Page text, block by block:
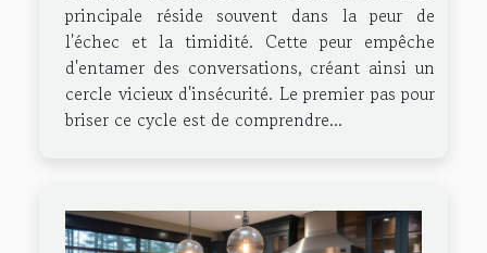
principale réside souvent dans la peur de
l'échec et la timidité. Cette peur empêche
d'entamer des conversations, créant ainsi un
cercle vicieux d'insécurité. Le premier pas pour
briser ce cycle est de comprendre...